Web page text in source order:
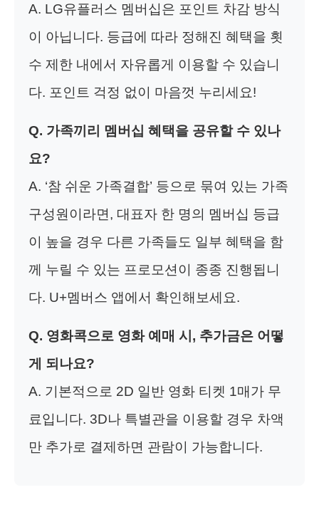
A. LG유플러스 멤버십은 포인트 차감 방식
이 아닙니다. 등급에 따라 정해진 혜택을 횟
수 제한 내에서 자유롭게 이용할 수 있습니
다. 포인트 걱정 없이 마음껏 누리세요!
Q. 가족끼리 멤버십 혜택을 공유할 수 있나
요?
A. ‘참 쉬운 가족결합’ 등으로 묶여 있는 가족
구성원이라면, 대표자 한 명의 멤버십 등급
이 높을 경우 다른 가족들도 일부 혜택을 함
께 누릴 수 있는 프로모션이 종종 진행됩니
다. U+멤버스 앱에서 확인해보세요.
Q. 영화콕으로 영화 예매 시, 추가금은 어떻
게 되나요?
A. 기본적으로 2D 일반 영화 티켓 1매가 무
료입니다. 3D나 특별관을 이용할 경우 차액
만 추가로 결제하면 관람이 가능합니다.